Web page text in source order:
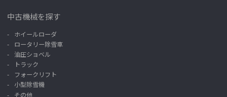
中古機械を探す
ホイールローダ
ロータリー除雪車
油圧ショベル
トラック
フォークリフト
小型除雪機
その他